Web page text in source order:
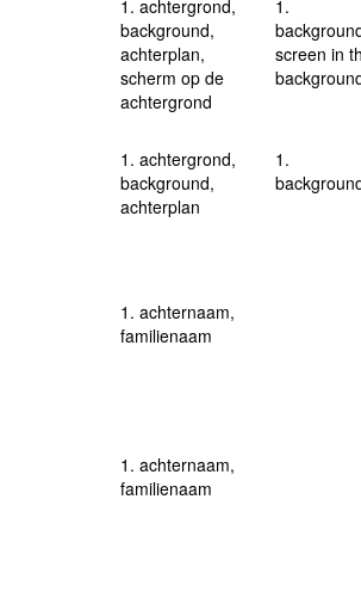
1. achtergrond,
background,
achterplan,
scherm op de
achtergrond
1.
screen in
1. achtergrond,
background,
achterplan
1.
1. achternaam,
familienaam
1. achternaam,
familienaam